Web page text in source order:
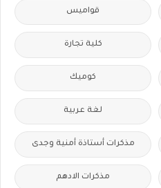
قواميس
كلية تجارة
كوميك
لغة عربية
مذكرات أستاذة أمنية وجدى
مذكرات الادهم